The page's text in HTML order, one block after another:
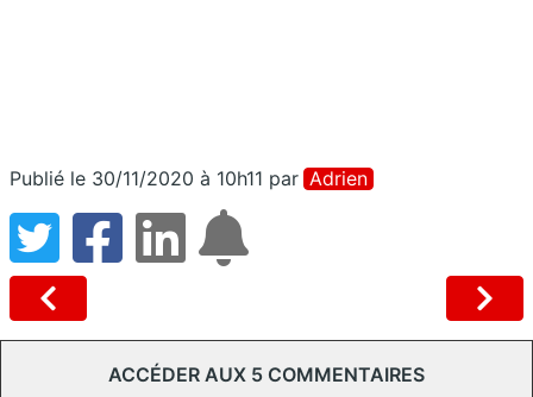
Publié le 30/11/2020 à 10h11 par Adrien
ACCÉDER AUX 5 COMMENTAIRES